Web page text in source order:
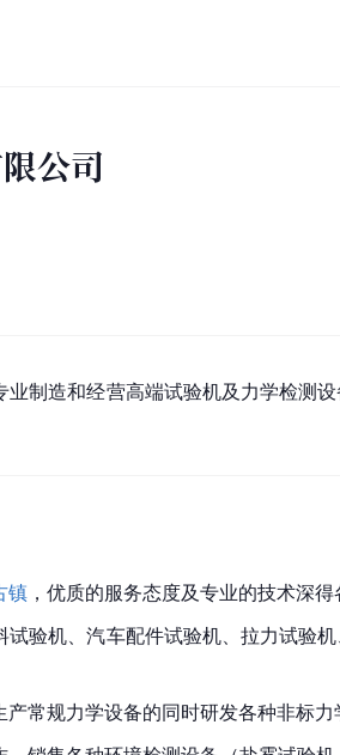
公司
制造和经营高端试验机及力学检测
镇 ，优质的服务态度及专业的技术深得
验机、汽车配件试验机、拉力试验
常规力学设备的同时研发各种非标力